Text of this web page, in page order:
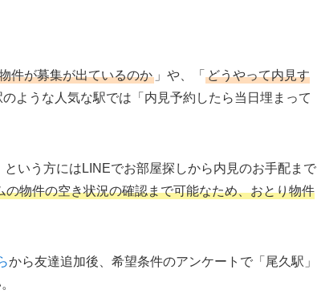
件が募集が出ているのか 」や、「 どうやって内見す
ような人気な駅では「内見予約したら当日埋まって
という方にはLINEでお部屋探しから内見のお手配まで
の物件の空き状況の確認まで可能なため、おとり物件
から友達追加後、希望条件のアンケートで「尾久駅」